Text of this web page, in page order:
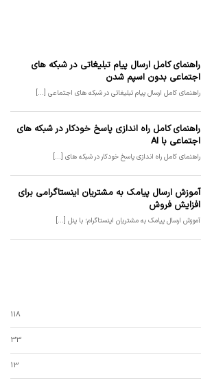
راهنمای کامل ارسال پیام تبلیغاتی در شبکه های
اجتماعی بدون اسپم شدن
راهنمای کامل ارسال پیام تبلیغاتی در شبکه های اجتماعی [...]
راهنمای کامل راه اندازی پاسخ خودکار در شبکه های
اجتماعی با AI
راهنمای کامل راه اندازی پاسخ خودکار در شبکه های [...]
آموزش ارسال پیامک به مشتریان اینستاگرامی برای
افزایش فروش
آموزش ارسال پیامک به مشتریان اینستاگرام؛ با پنل [...]
118
33
13